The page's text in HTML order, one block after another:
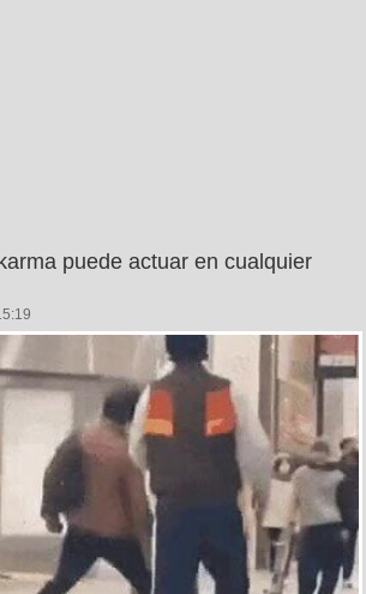
puede actuar en cualquier